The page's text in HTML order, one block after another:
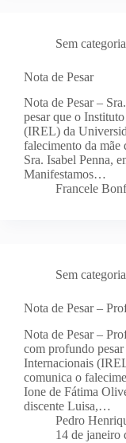
Sem categoria
Nota de Pesar
Nota de Pesar –
pesar que o
(IREL) da
falecimento da mãe
Sra. Isabel Penna,
Manifestamos…
Francele
Sem categoria
Nota de Pesar –
Nota de Pesar –
com profundo
Internacionais
comunica o
Ione de Fátima
discente Luisa,…
Pedro
14 de janeiro